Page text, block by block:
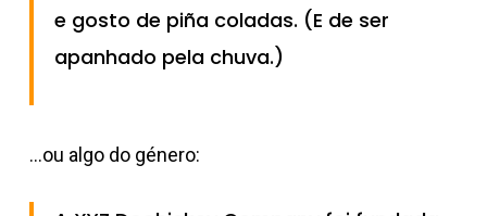
e gosto de piña coladas. (E de ser
apanhado pela chuva.)
...ou algo do género: